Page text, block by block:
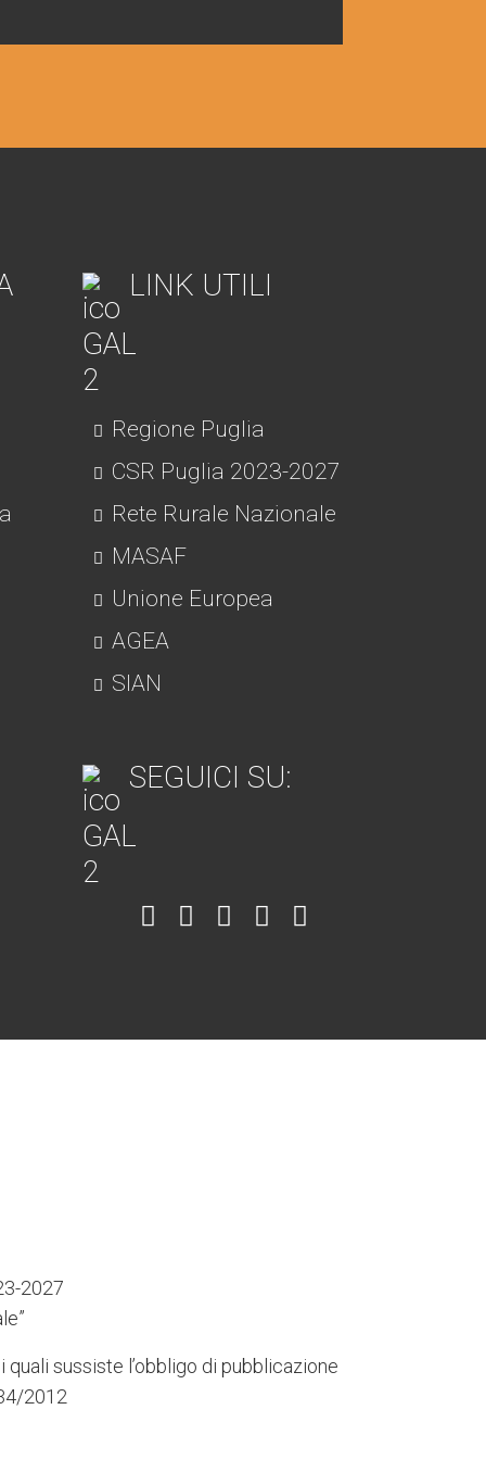
LINK UTILI
Regione Puglia
CSR Puglia 2023-2027
Rete Rurale Nazionale
MASAF
Unione Europea
AGEA
SIAN
SEGUICI SU:
Item Item Item Item
2027
sussiste l’obbligo di pubblicazione
2012